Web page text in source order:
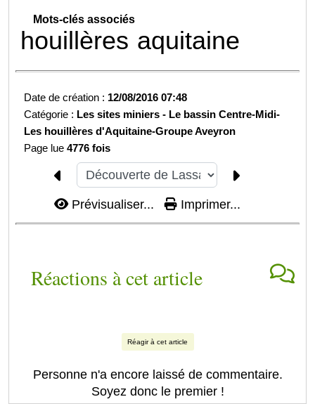
Mots-clés associés
houillères aquitaine
Date de création : 12/08/2016 07:48
Catégorie : Les sites miniers - Le bassin Centre-Midi-
Les houillères d'Aquitaine-Groupe Aveyron
Page lue4776 fois
Prévisualiser... Imprimer...
Réactions à cet article
Réagir à cet article
Personne n'a encore laissé de commentaire.
Soyez donc le premier !